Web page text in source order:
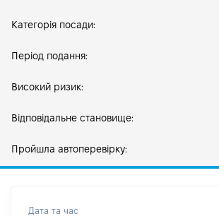
Категорія посади:
Період подання:
Високий ризик:
Відповідальне становище:
Пройшла автоперевірку:
Дата та час